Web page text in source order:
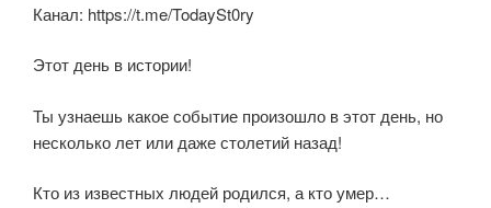
Канал: https://t.me/TodaySt0ry
Этот день в истории!
Ты узнаешь какое событие произошло в этот день, но
несколько лет или даже столетий назад!
Кто из известных людей родился, а кто умер…